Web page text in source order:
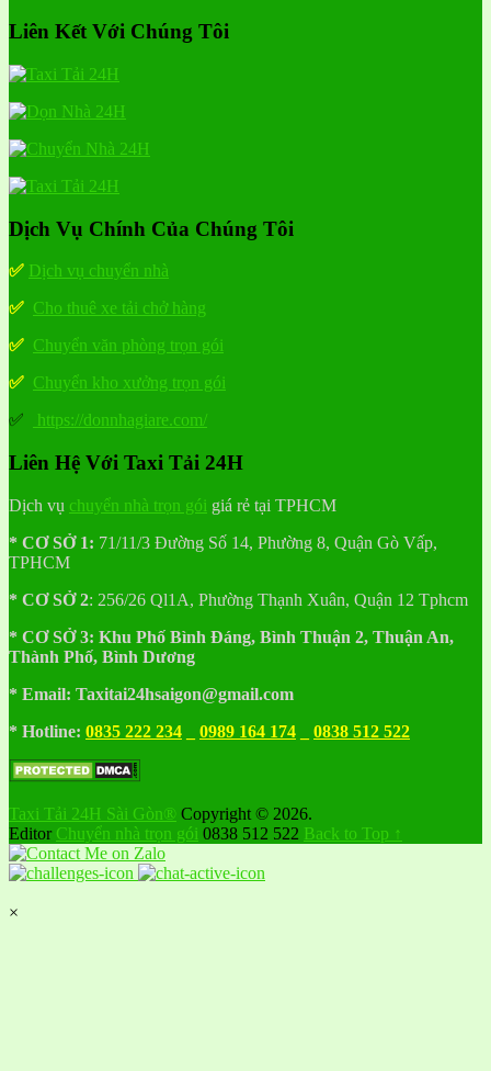
Liên Kết Với Chúng Tôi
Dịch Vụ Chính Của Chúng Tôi
✅ Dịch vụ chuyển nhà
✅ Cho thuê xe tải chở hàng
✅ Chuyển văn phòng trọn gói
✅ Chuyển kho xưởng trọn gói
✅
https://donnhagiare.com/
Liên Hệ Với Taxi Tải 24H
Dịch vụ chuyển nhà trọn gói giá rẻ tại TPHCM
* CƠ SỞ 1: 71/11/3 Đường Số 14, Phường 8, Quận Gò Vấp,
TPHCM
* CƠ SỞ 2: 256/26 Ql1A, Phường Thạnh Xuân, Quận 12 Tphcm
* CƠ SỞ 3: Khu Phố Bình Đáng, Bình Thuận 2, Thuận An,
Thành Phố, Bình Dương
* Email: Taxitai24hsaigon@gmail.com
* Hotline: 0835 222 234 0989 164 174 0838 512 522
Taxi Tải 24H Sài Gòn® Copyright © 2026.
Editor Chuyển nhà trọn gói 0838 512 522 Back to Top ↑
×